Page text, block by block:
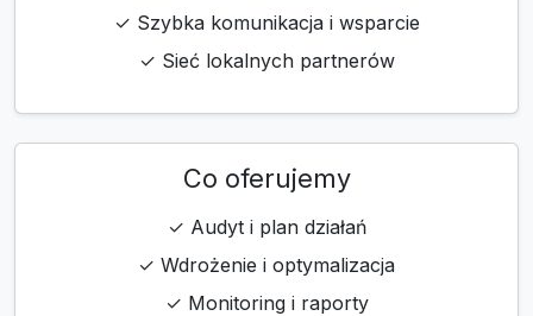
✓ Szybka komunikacja i wsparcie
✓ Sieć lokalnych partnerów
Co oferujemy
✓ Audyt i plan działań
✓ Wdrożenie i optymalizacja
✓ Monitoring i raporty